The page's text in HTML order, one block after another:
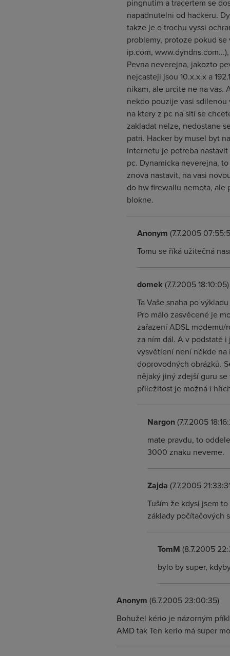
pingnutim a tracertem se
napadnutelni od hackeru.
takze je o trochu vyssi
problemy, protoze pokud
ip.com,
Pevna neverejna, jakozto
nejcasteji jsou 10.x.x.x a
nikam, ale urcite ne na vas.
nekdo pouzije vasi
na ktery z pc na siti se
zakladat nelze, nedostane
patri. Hacker by musel byt
internetu je potreba
pc. Dynamicka neverejna,
znova nastavit, na vasi
do hw firewallu nemota, ale
blokne.
Anonym (7.7.2005
Tomu se říká užitečná
domek (7.7.2005 18:10:05)
Ta Vaše snaha po
Pro málo zasvěcené je
zařazení ADSL
za ním dál. A v podstatě
vysvětlení není někde
doprovodných obrázků.
nějaký jiný zdejší guru
příležitost je možná i
Nargon(7.7.2005
mate pravdu, to
3000 znaku neveme.
Zajda (7.7.2005
Tuším že kdysi jsem
základy počítačových
TomM (8.7.2005
bylo by super,
Anonym (6.7.2005 23:00:35)
Bohužel kério je názorným
AMD tak Ten kerio má super